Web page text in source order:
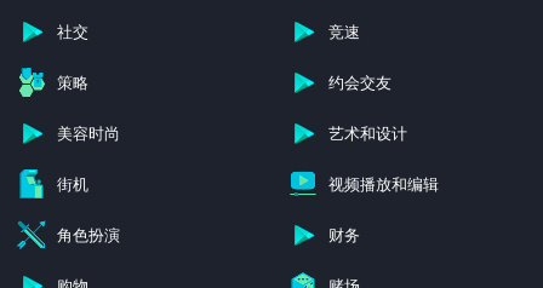
社交 竞速
策略 约会交友
美容时尚 艺术和设计
街机 视频播放和编辑
角色扮演 财务